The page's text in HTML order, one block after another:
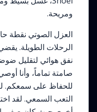
ومريحة.
العزل الصوتي نقطة
نفق هوائي لتقليل
صامتة تماماً، وأنا
التعب السمعي. لقد